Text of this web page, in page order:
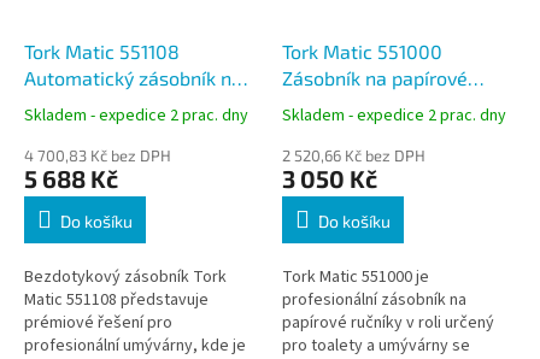
Tork Matic 551108
Automatický zásobník na
papírové ručníky v roli s
Intuition™ senzorem,
černý, H1
Skladem - expedice 2 prac. dny
4 700,83 Kč bez DPH
5 688 Kč
Do košíku
Bezdotykový zásobník Tork
Matic 551108 představuje
prémiové řešení pro
profesionální umývárny, kde je
Tork Matic 551000
Zásobník na papírové
ručníky v roli bílý, H1
Skladem - expedice 2 prac. dny
2 520,66 Kč bez DPH
3 050 Kč
Do košíku
Tork Matic 551000 je
profesionální zásobník na
papírové ručníky v roli určený
pro toalety a umývárny se